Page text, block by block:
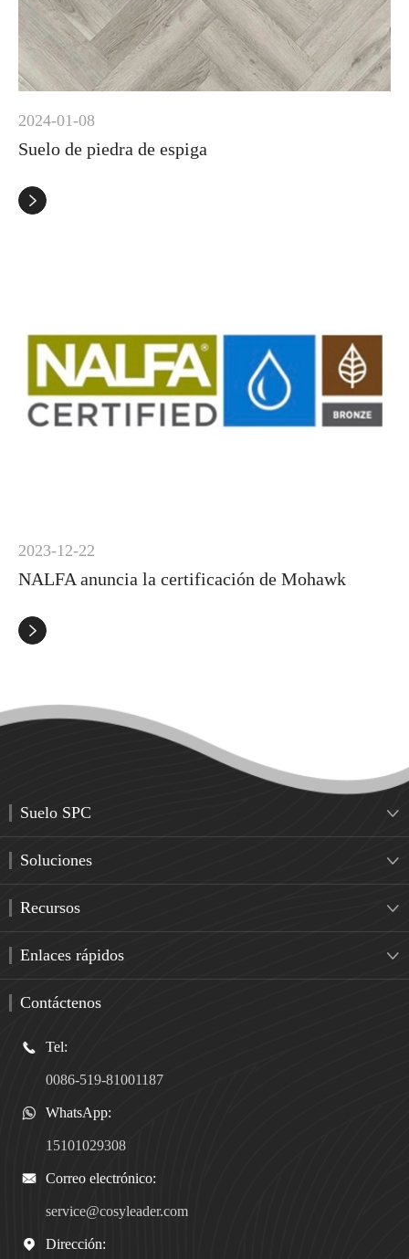
2024-01-08
Suelo de piedra de espiga

2023-12-22
NALFA anuncia la certificación de Mohawk

Suelo SPC 
Soluciones 
Recursos 
Enlaces rápidos 
Contáctenos
 Tel:
0086-519-81001187
 WhatsApp:
15101029308
 Correo electrónico:
service@cosyleader.com
 Dirección: